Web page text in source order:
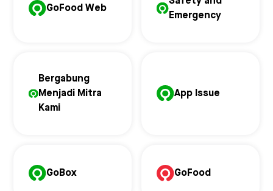
GoFood Web
Emergency
Bergabung
Menjadi Mitra
Kami
App Issue
GoBox GoFood